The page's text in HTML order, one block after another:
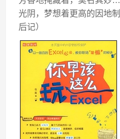
光阴，梦想着更高的因地
后记）